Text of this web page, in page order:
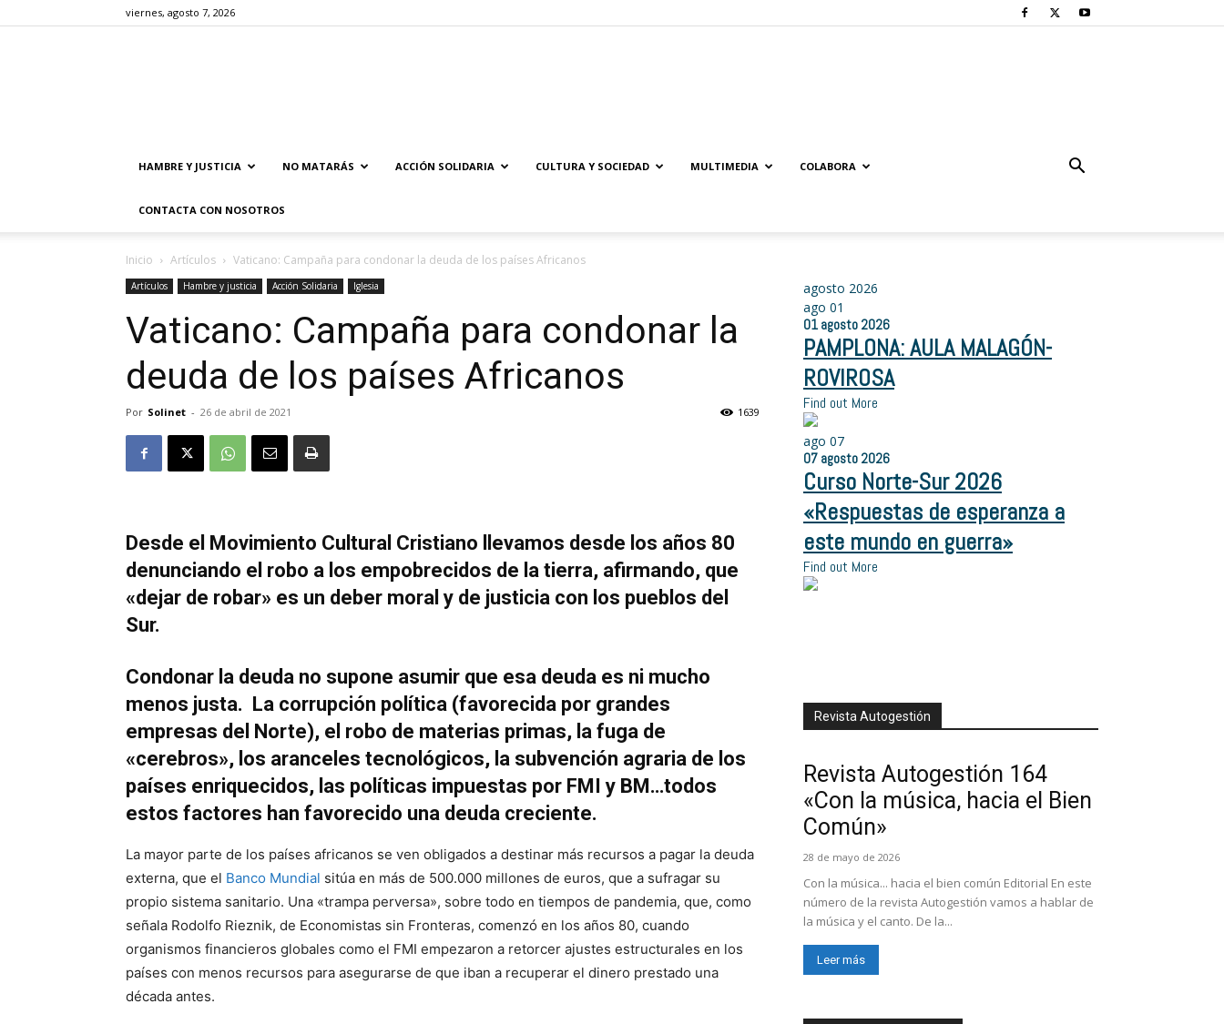
viernes, agosto 7, 2026
HAMBRE Y JUSTICIA NO MATARÁS ACCIÓN SOLIDARIA CULTURA Y SOCIEDAD MULTIMEDIA COLABORA
CONTACTA CON NOSOTROS
Inicio Artículos Vaticano: Campaña para condonar la deuda de los países Africanos
Artículos Hambre y justicia Acción Solidaria Iglesia
Vaticano: Campaña para condonar la
deuda de los países Africanos
Por Solinet - 26 de abril de 2021 1639
Desde el Movimiento Cultural Cristiano llevamos desde los años 80
denunciando el robo a los empobrecidos de la tierra, afirmando, que
«dejar de robar» es un deber moral y de justicia con los pueblos del
Sur.
Condonar la deuda no supone asumir que esa deuda es ni mucho
menos justa. La corrupción política (favorecida por grandes
empresas del Norte), el robo de materias primas, la fuga de
«cerebros», los aranceles tecnológicos, la subvención agraria de los
países enriquecidos, las políticas impuestas por FMI y BM…todos
estos factores han favorecido una deuda creciente.
La mayor parte de los países africanos se ven obligados a destinar más recursos a pagar la deuda
externa, que el Banco Mundial sitúa en más de 500.000 millones de euros, que a sufragar su
propio sistema sanitario. Una «trampa perversa», sobre todo en tiempos de pandemia, que, como
señala Rodolfo Rieznik, de Economistas sin Fronteras, comenzó en los años 80, cuando
organismos financieros globales como el FMI empezaron a retorcer ajustes estructurales en los
países con menos recursos para asegurarse de que iban a recuperar el dinero prestado una
década antes.
agosto 2026
ago 01
01 agosto 2026
PAMPLONA: AULA MALAGÓN-
ROVIROSA
Find out More
ago 07
07 agosto 2026
Curso Norte-Sur 2026
«Respuestas de esperanza a
este mundo en guerra»
Find out More
Revista Autogestión
Revista Autogestión 164
«Con la música, hacia el Bien
Común»
28 de mayo de 2026
Con la música... hacia el bien común Editorial En este
número de la revista Autogestión vamos a hablar de
la música y el canto. De la...
Leer más